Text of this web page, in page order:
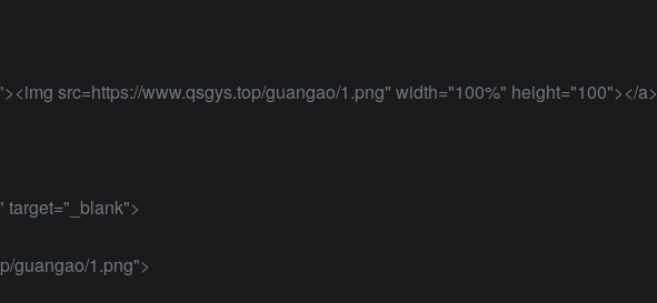
src=https://www.qsgys.top/guangao/1.png" width="100%" height="100"></a>
target="_blank">
guangao/1.png">